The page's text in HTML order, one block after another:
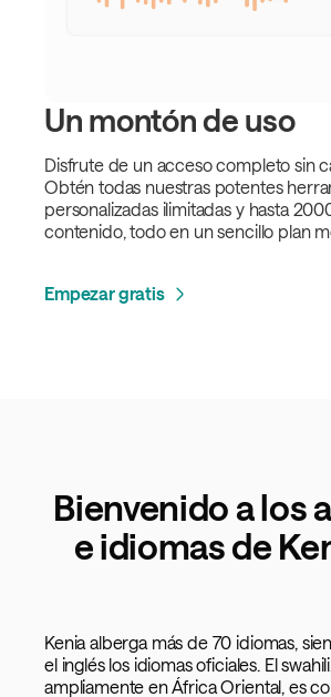
Un montón de uso
Disfrute de un acceso completo sin
Obtén todas nuestras potentes
personalizadas ilimitadas y hasta
contenido, todo en un sencillo plan
Empezar gratis
Bienvenido a los
e idiomas de
Kenia alberga más de 70 idiomas,
el inglés los idiomas oficiales. El
ampliamente en África Oriental, es